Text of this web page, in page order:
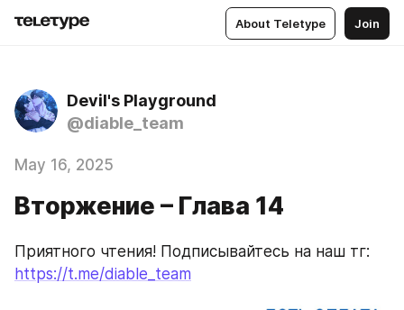
About Teletype Join
Devil's Playground
@diable_team
May 16, 2025
Вторжение – Глава 14
https://t.me/diable_team